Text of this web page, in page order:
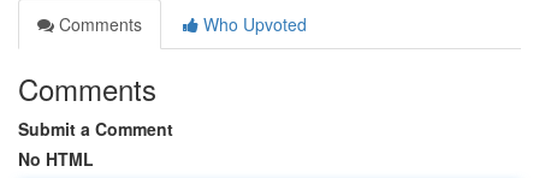
Comments
Who Upvoted
Comments
Submit a Comment
No HTML